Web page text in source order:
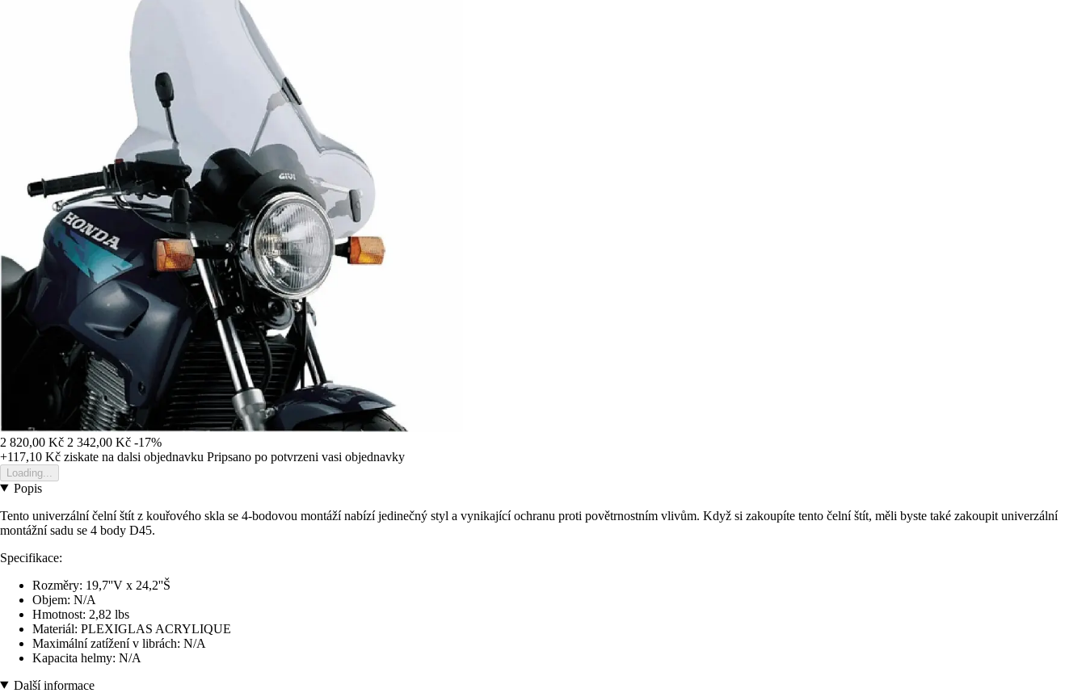
2 820,00 Kč 2 342,00 Kč -17%
+117,10 Kč ziskate na dalsi objednavku Pripsano po potvrzeni vasi objednavky
Loading...
Popis
Tento univerzální čelní štít z kouřového skla se 4-bodovou montáží nabízí jedinečný styl a vynikající ochranu proti povětrnostním vlivům. Když si zakoupíte tento čelní štít, měli byste také zakoupit univerzální
montážní sadu se 4 body D45.
Specifikace:
Rozměry: 19,7''V x 24,2''Š
Objem: N/A
Hmotnost: 2,82 lbs
Materiál: PLEXIGLAS ACRYLIQUE
Maximální zatížení v librách: N/A
Kapacita helmy: N/A
Další informace